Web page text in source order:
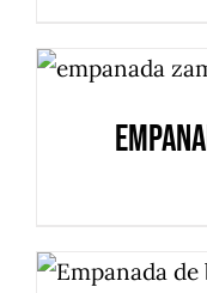
AÑADIR AL
DETALLES
/